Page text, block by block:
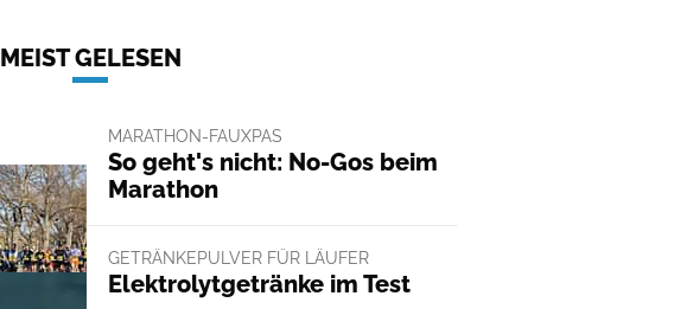
MEIST GELESEN
MARATHON-FAUXPAS
So geht's nicht: No-Gos beim
Marathon
GETRÄNKEPULVER FÜR LÄUFER
Elektrolytgetränke im Test